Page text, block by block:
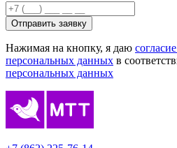
Отправить заявку
Нажимая на кнопку, я даю
персональных данных в
персональных данных